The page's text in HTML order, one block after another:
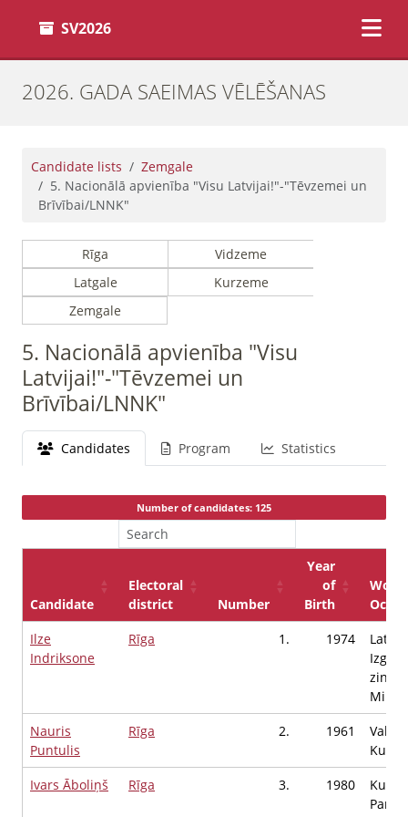
SV2026
2026. GADA SAEIMAS VĒLĒŠANAS
Candidate lists
Zemgale
5. Nacionālā apvienība "Visu Latvijai!"-"Tēvzemei un
Brīvībai/LNNK"
Rīga
Vidzeme
Latgale
Kurzeme
Zemgale
5. Nacionālā apvienība "Visu
Latvijai!"-"Tēvzemei un
Brīvībai/LNNK"
Candidates Program Statistics
Number of candidates: 125
Candidate
Electoral
district
Number
Year
of
Birth
Ilze
Indriksone
Rīga 1. 1974
Nauris
Puntulis
Rīga 2. 1961
Ivars Āboliņš
Rīga 3. 1980